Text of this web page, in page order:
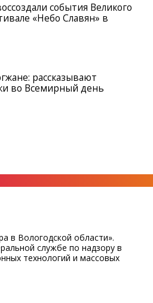
события Великого
«Небо Славян» в
рассказывают
во Всемирный день
в Вологодской области».
службе по надзору в
технологий и массовых
принятия решения о